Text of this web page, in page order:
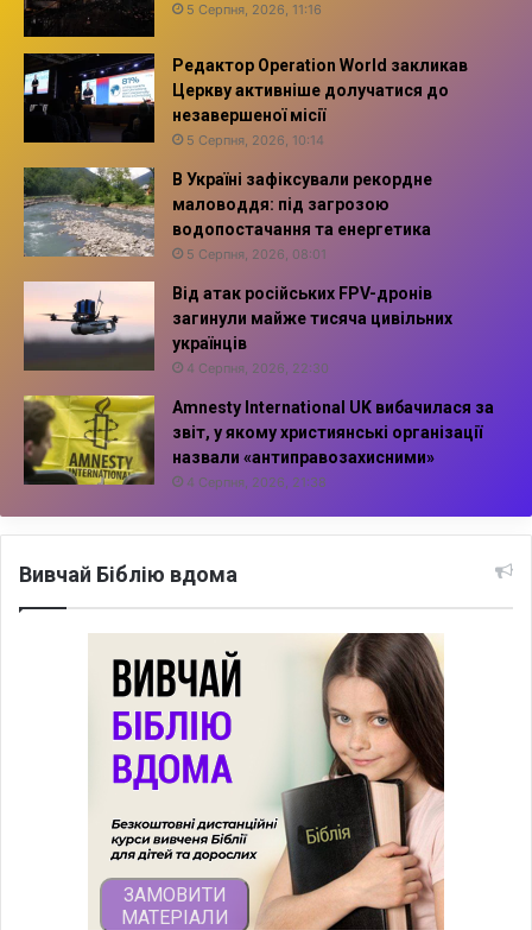
5 Серпня, 2026, 11:16
Редактор Operation World закликав
Церкву активніше долучатися до
незавершеної місії
5 Серпня, 2026, 10:14
В Україні зафіксували рекордне
маловоддя: під загрозою
водопостачання та енергетика
5 Серпня, 2026, 08:01
Від атак російських FPV-дронів
загинули майже тисяча цивільних
українців
4 Серпня, 2026, 22:30
Amnesty International UK вибачилася за
звіт, у якому християнські організації
назвали «антиправозахисними»
4 Серпня, 2026, 21:38
Вивчай Біблію вдома